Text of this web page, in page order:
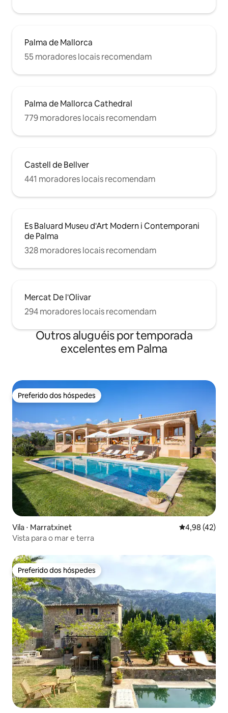
Palma de Mallorca
55 moradores locais recomendam
Palma de Mallorca Cathedral
779 moradores locais recomendam
Castell de Bellver
441 moradores locais recomendam
Es Baluard Museu d'Art Modern i Contemporani
de Palma
328 moradores locais recomendam
Mercat De l'Olivar
294 moradores locais recomendam
Outros aluguéis por temporada
excelentes em Palma
Preferido dos hóspedes
Preferido dos hóspedes
Vila ⋅ Marratxinet 4,98 de uma
4,98 (42)
Vista para o mar e terra
Preferido dos hóspedes
Preferido dos hóspedes